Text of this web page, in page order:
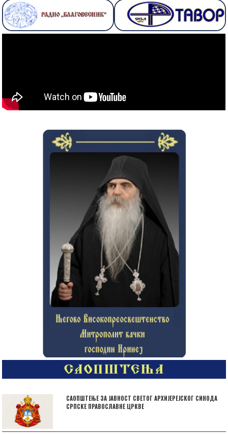
САОПШТЕЊЕ ЗА ЈАВНОСТ СВЕТОГ АРХИЈЕРЕЈСКОГ СИНОДА
СРПСКЕ ПРАВОСЛАВНЕ ЦРКВЕ